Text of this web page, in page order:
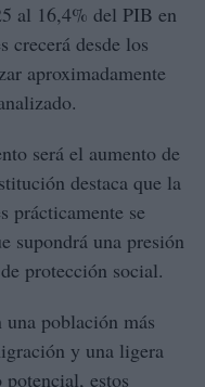
al 16,4% del PIB en
crecerá desde los
aproximadamente
será el aumento de
destaca que la
prácticamente se
supondrá una presión
protección social.
población más
y una ligera
estos